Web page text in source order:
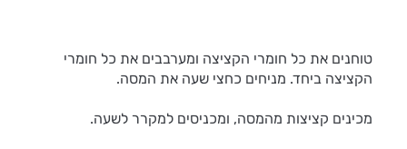
טוחנים את כל חומרי הקציצה ומערבבים את כל חומרי
הקציצה ביחד. מניחים כחצי שעה את המסה.
מכינים קציצות מהמסה, ומכניסים למקרר לשעה.